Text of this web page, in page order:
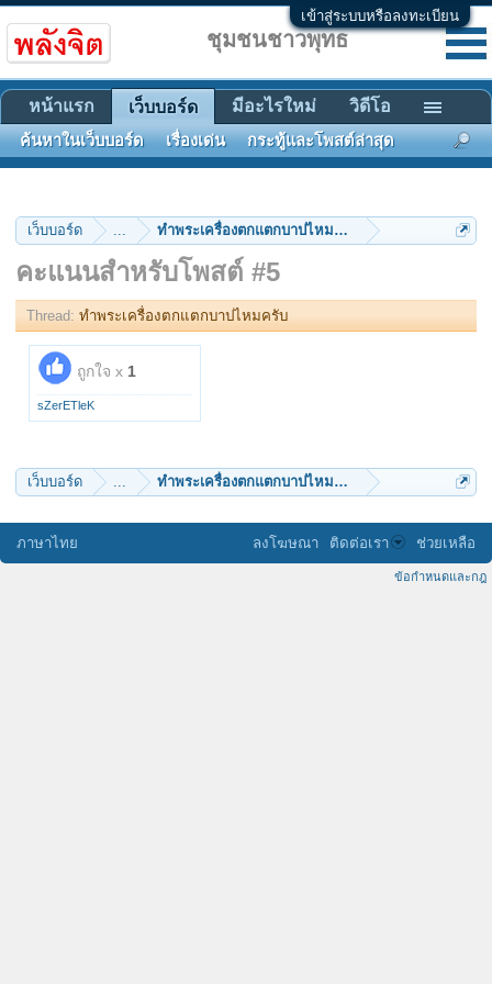
เข้าสู่ระบบหรือลงทะเบียน
เว็บบอร์ด ... ทำพระเครื่องตกแตกบาปไหมครับ
คะแนนสำหรับโพสต์ #5
Thread: ทำพระเครื่องตกแตกบาปไหมครับ
ถูกใจ x 1
sZerETleK
เว็บบอร์ด ... ทำพระเครื่องตกแตกบาปไหมครับ
ชุมชนชาวพุทธ
หน้าแรก เว็บบอร์ด
ค้นหาในเว็บบอร์ด เรื่องเด่น กระทู้และโพสต์ล่าสุด
มีอะไรใหม่ วิดีโอ
ภาษาไทย ลงโฆษณา ติดต่อเรา ช่วยเหลือ
ข้อกำหนดและกฎ